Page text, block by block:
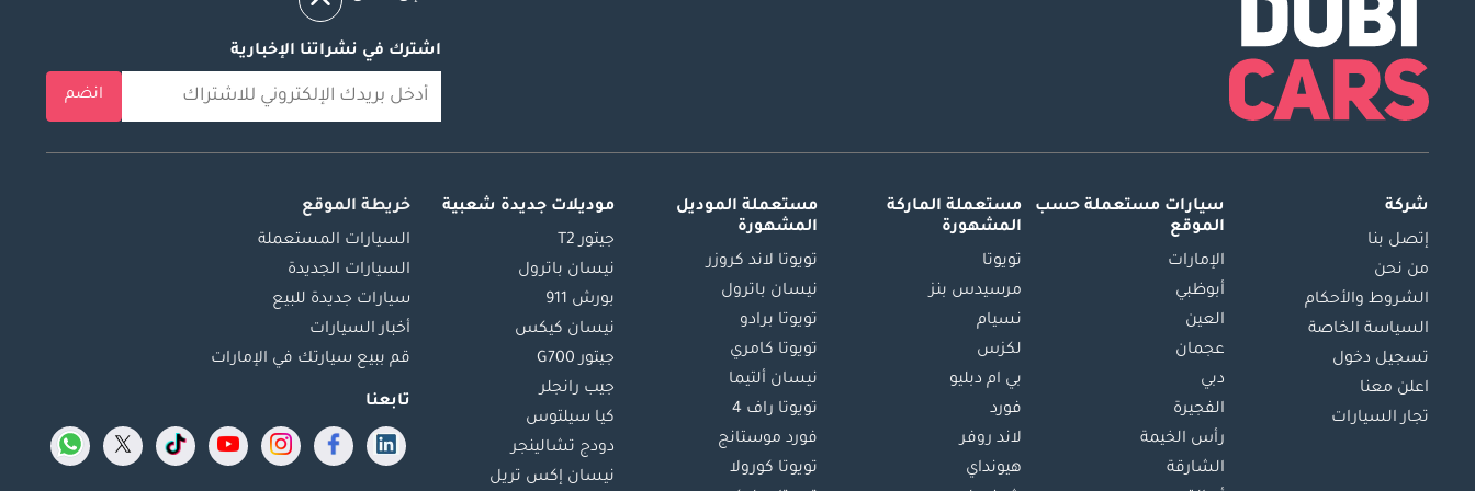
اشترك في نشراتنا الإخبارية
انضم
شركة
إتصل بنا
من نحن
الشروط والأحكام
السياسة الخاصة
تسجيل دخول
اعلن معنا
تجار السيارات
سيارات مستعملة حسب
الموقع
الإمارات
أبوظبي
العين
عجمان
دبي
الفجيرة
رأس الخيمة
الشارقة
مستعملة الماركة
المشهورة
تويوتا
مرسيدس بنز
نسيام
لكزس
بي ام دبليو
فورد
لاند روفر
هيونداي
مستعملة الموديل
المشهورة
تويوتا لاند كروزر
نيسان باترول
تويوتا برادو
تويوتا كامري
نيسان ألتيما
تويوتا راف 4
فورد موستانج
تويوتا كورولا
موديلات جديدة شعبية
جيتور T2
نيسان باترول
بورش 911
نيسان كيكس
جيتور G700
جيب رانجلر
كيا سيلتوس
دودج تشالينجر
نيسان إكس تريل
خريطة الموقع
السيارات المستعملة
السيارات الجديدة
سيارات جديدة للبيع
أخبار السيارات
قم ببيع سيارتك في الإمارات
تابعنا